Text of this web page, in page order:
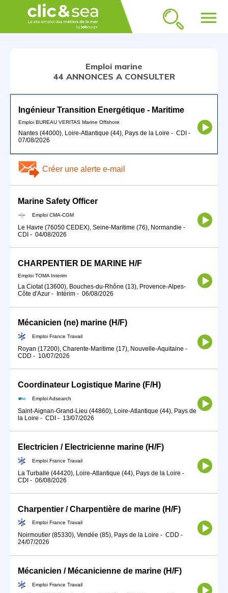
menu
Emploi marine
44 ANNONCES A CONSULTER
Ingénieur Transition Energétique - Maritime
Emploi BUREAU VERITAS Marine Offshore
Nantes (44000), Loire-Atlantique (44), Pays de la Loire - CDI -
07/08/2026
Créer une alerte e-mail
Marine Safety Officer
Emploi CMA-CGM
Le Havre (76050 CEDEX), Seine-Maritime (76), Normandie -
CDI - 04/08/2026
CHARPENTIER DE MARINE H/F
Emploi TOMA Interim
La Ciotat (13600), Bouches-du-Rhône (13), Provence-Alpes-
Côte d'Azur - Intérim - 06/08/2026
Mécanicien (ne) marine (H/F)
Emploi France Travail
Royan (17200), Charente-Maritime (17), Nouvelle-Aquitaine -
CDD - 10/07/2026
Coordinateur Logistique Marine (F/H)
Emploi Adsearch
Saint-Aignan-Grand-Lieu (44860), Loire-Atlantique (44), Pays de
la Loire - CDI - 13/07/2026
Electricien / Electricienne marine (H/F)
Emploi France Travail
La Turballe (44420), Loire-Atlantique (44), Pays de la Loire -
CDI - 06/08/2026
Charpentier / Charpentière de marine (H/F)
Emploi France Travail
Noirmoutier (85330), Vendée (85), Pays de la Loire - CDD -
24/07/2026
Mécanicien / Mécanicienne de marine (H/F)
Emploi France Travail